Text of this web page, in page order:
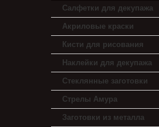
Салфетки для декупажа
Акриловые краски
Кисти для рисования
Наклейки для декупажа
Стеклянные заготовки
Стрелы Амура
Заготовки из металла